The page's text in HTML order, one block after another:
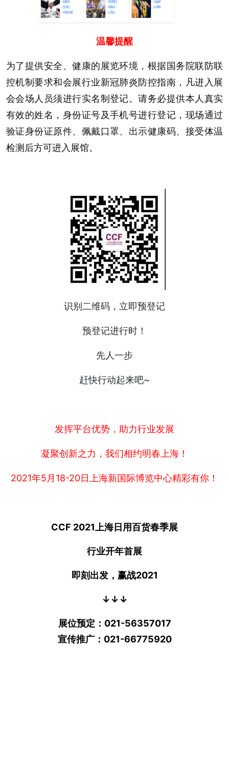
温馨提醒
为了提供安全、健康的展览环境，根据国务院联防联
控机制要求和会展行业新冠肺炎防控指南，凡进入展
会会场人员须进行实名制登记。请务必提供本人真实
有效的姓名，身份证号及手机号进行登记，现场通过
验证身份证原件、佩戴口罩、出示健康码、接受体温
检测后方可进入展馆。
识别二维码，立即预登记
预登记进行时！
先人一步
赶快行动起来吧~
发挥平台优势，助力行业发展
凝聚创新之力，我们相约明春上海！
2021年5月18-20日上海新国际博览中心精彩有你！
CCF 2021上海日用百货春季展
行业开年首展
即刻出发，赢战2021
↓↓↓
展位预定：021-56357017
宣传推广：021-66775920